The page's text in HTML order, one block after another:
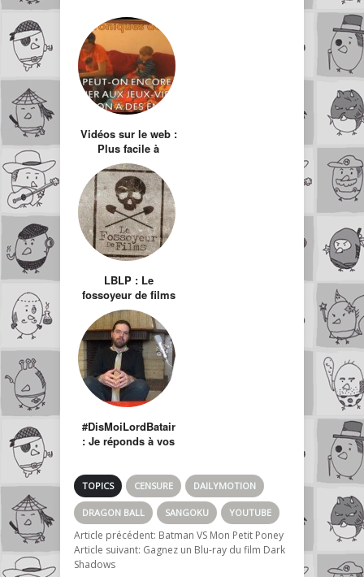
Vidéos sur le web :
Plus facile à
critiquer qu’à faire
LBLP : Le
fossoyeur de films
et ravalement de
façade de ma
chaîne
#DisMoiLordBatair
: Je réponds à vos
TOPICS CENSURE DAILYMOTION
DRAGON BALL SANGOKU YOUTUBE
Article précédent: Batman VS Mon Petit Poney
Article suivant: Gagnez un Blu-ray du film Dark
Shadows